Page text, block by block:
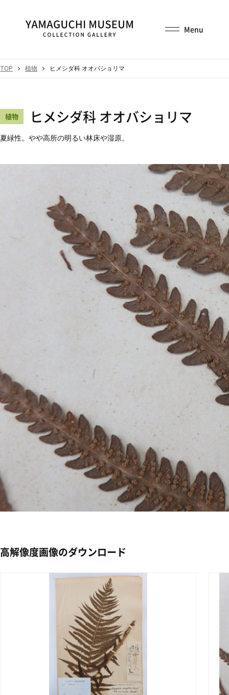
TOP 植物 ヒメシダ科 オオバショリマ
植物 ヒメシダ科 オオバショリマ
夏緑性。やや高所の明るい林床や湿原。
高解像度画像のダウンロード